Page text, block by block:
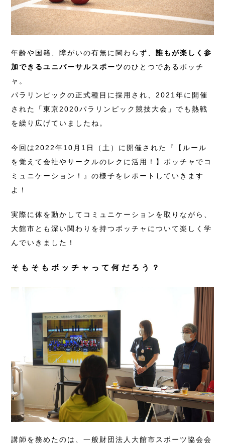
年齢や国籍、障がいの有無に関わらず、誰もが楽しく参
加できるユニバーサルスポーツのひとつであるボッチ
ャ。
パラリンピックの正式種目に採用され、2021年に開催
された「東京2020パラリンピック競技大会」でも熱戦
を繰り広げていましたね。
今回は2022年10月1日（土）に開催された『【ルール
を覚えて会社やサークルのレクに活用！】ボッチャでコ
ミュニケーション！』の様子をレポートしていきます
よ！
実際に体を動かしてコミュニケーションを取りながら、
大館市とも深い関わりを持つボッチャについて楽しく学
んでいきました！
そもそもボッチャって何だろう？
講師を務めたのは、一般財団法人大館市スポーツ協会会